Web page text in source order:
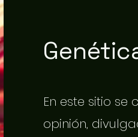
En este sitio
opinión,